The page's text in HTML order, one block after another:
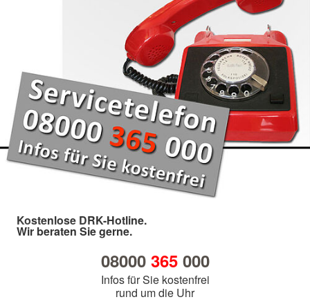
Kostenlose DRK-Hotline.
Wir beraten Sie gerne.
08000 365000
Infos für Sie kostenfrei
rund um die Uhr